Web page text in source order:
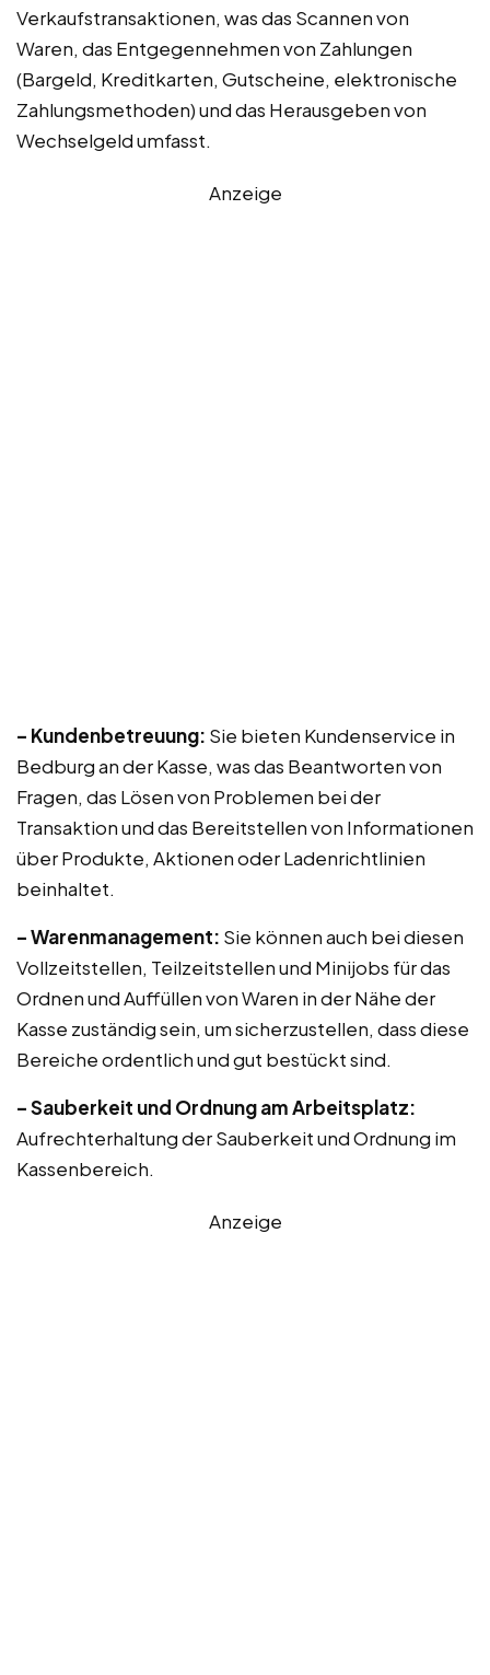
Verkaufstransaktionen, was das Scannen von
Waren, das Entgegennehmen von Zahlungen
(Bargeld, Kreditkarten, Gutscheine, elektronische
Zahlungsmethoden) und das Herausgeben von
Wechselgeld umfasst.
Anzeige
– Kundenbetreuung: Sie bieten Kundenservice in
Bedburg an der Kasse, was das Beantworten von
Fragen, das Lösen von Problemen bei der
Transaktion und das Bereitstellen von Informationen
über Produkte, Aktionen oder Ladenrichtlinien
beinhaltet.
– Warenmanagement: Sie können auch bei diesen
Vollzeitstellen, Teilzeitstellen und Minijobs für das
Ordnen und Auffüllen von Waren in der Nähe der
Kasse zuständig sein, um sicherzustellen, dass diese
Bereiche ordentlich und gut bestückt sind.
– Sauberkeit und Ordnung am Arbeitsplatz:
Aufrechterhaltung der Sauberkeit und Ordnung im
Kassenbereich.
Anzeige